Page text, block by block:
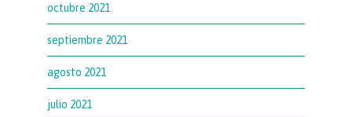
octubre 2021
septiembre 2021
agosto 2021
julio 2021